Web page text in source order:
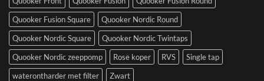
Quooker Fusion Square
Quooker Nordic Round
Quooker Nordic Square
Quooker Nordic Twintaps
Quooker Nordic zeeppomp
Rose koper RVS
Single tap
waterontharder met filter
Zwart